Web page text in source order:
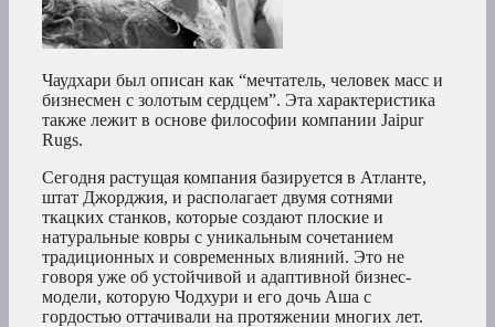
Чаудхари был описан как “мечтатель, человек масс и
бизнесмен с золотым сердцем”. Эта характеристика
также лежит в основе философии компании Jaipur
Rugs.
Сегодня растущая компания базируется в Атланте,
штат Джорджия, и располагает двумя сотнями
ткацких станков, которые создают плоские и
натуральные ковры с уникальным сочетанием
традиционных и современных влияний. Это не
говоря уже об устойчивой и адаптивной бизнес-
модели, которую Чодхури и его дочь Аша с
гордостью оттачивали на протяжении многих лет.